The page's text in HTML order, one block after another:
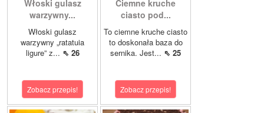
Włoski gulasz
warzywny...
Włoski gulasz
warzywny „ratatuia
ligure” z... ⇖ 26
Zobacz przepis!
Ciemne kruche
ciasto pod...
To ciemne kruche ciasto
to doskonała baza do
sernika. Jest... ⇖ 25
Zobacz przepis!